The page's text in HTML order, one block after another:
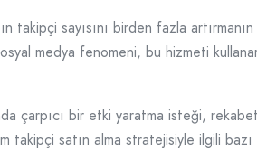
takipçi sayısını birden fazla
medya fenomeni, bu hizmeti
çarpıcı bir etki yaratma isteği,
takipçi satın alma stratejisiyle ilgili